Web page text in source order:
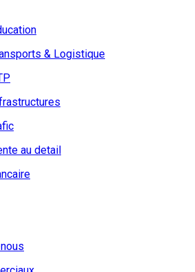
& Logistique
au detail